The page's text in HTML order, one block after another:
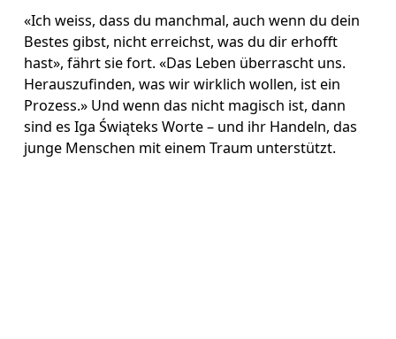
«Ich weiss, dass du manchmal, auch wenn du dein
Bestes gibst, nicht erreichst, was du dir erhofft
hast», fährt sie fort. «Das Leben überrascht uns.
Herauszufinden, was wir wirklich wollen, ist ein
Prozess.» Und wenn das nicht magisch ist, dann
sind es Iga Świąteks Worte – und ihr Handeln, das
junge Menschen mit einem Traum unterstützt.